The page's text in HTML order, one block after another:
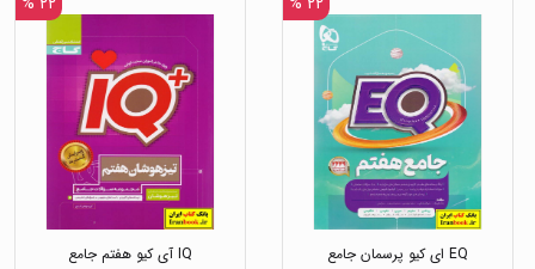
۲۲ %
EQ ای کیو پرسمان جامع
۲۲ %
IQ آی کیو هفتم جامع